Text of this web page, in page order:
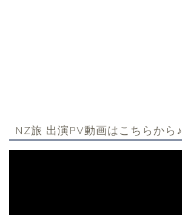
NZ旅 出演PV動画はこちらから♪